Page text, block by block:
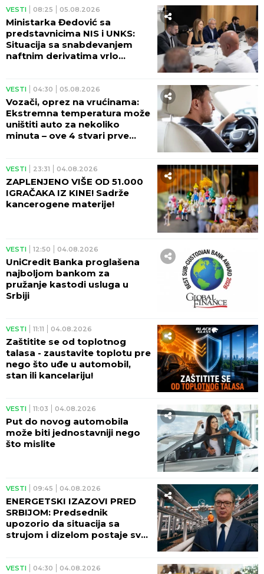
VESTI 08:25 05.08.2026
Ministarka Đedović sa
predstavnicima NIS i UNKS:
Situacija sa snabdevanjem
naftnim derivatima vrlo
VESTI 04:30 05.08.2026
Vozači, oprez na vrućinama:
Ekstremna temperatura može
uništiti auto za nekoliko
minuta – ove 4 stvari prve
VESTI 23:31 04.08.2026
ZAPLENJENO VIŠE OD 51.000
IGRAČAKA IZ KINE! Sadrže
kancerogene materije!
VESTI 12:50 04.08.2026
UniCredit Banka proglašena
najboljom bankom za
pružanje kastodi usluga u
Srbiji
VESTI 11:11 04.08.2026
Zaštitite se od toplotnog
talasa - zaustavite toplotu pre
nego što uđe u automobil,
stan ili kancelariju!
VESTI 11:03 04.08.2026
Put do novog automobila
može biti jednostavniji nego
što mislite
VESTI 09:45 04.08.2026
ENERGETSKI IZAZOVI PRED
SRBIJOM: Predsednik
upozorio da situacija sa
strujom i dizelom postaje sve
VESTI 04:30 04.08.2026